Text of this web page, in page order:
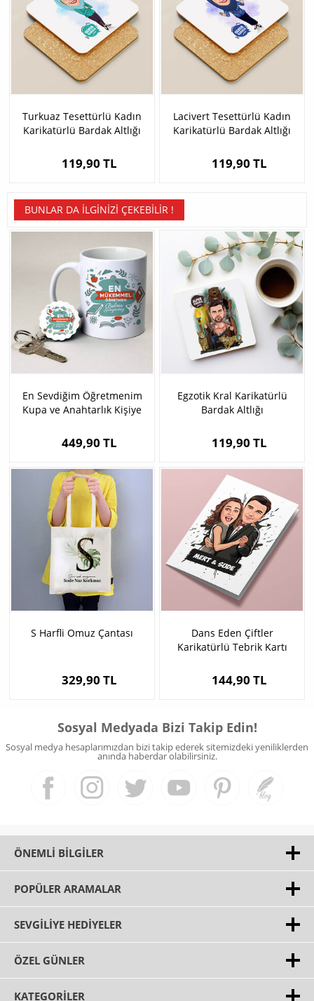
Turkuaz Tesettürlü Kadın
Karikatürlü Bardak Altlığı
119,90 TL
Lacivert Tesettürlü Kadın
Karikatürlü Bardak Altlığı
119,90 TL
BUNLAR DA İLGINIZI ÇEKEBILIR !
En Sevdiğim Öğretmenim
Kupa ve Anahtarlık Kişiye
449,90 TL
Egzotik Kral Karikatürlü
Bardak Altlığı
119,90 TL
S Harfli Omuz Çantası
329,90 TL
Dans Eden Çiftler
Karikatürlü Tebrik Kartı
144,90 TL
Sosyal Medyada Bizi Takip Edin!
Sosyal medya hesaplarımızdan bizi takip ederek sitemizdeki yeniliklerden
anında haberdar olabilirsiniz.
ÖNEMLI BILGILER
POPÜLER ARAMALAR
SEVGILIYE HEDIYELER
ÖZEL GÜNLER
KATEGORILER